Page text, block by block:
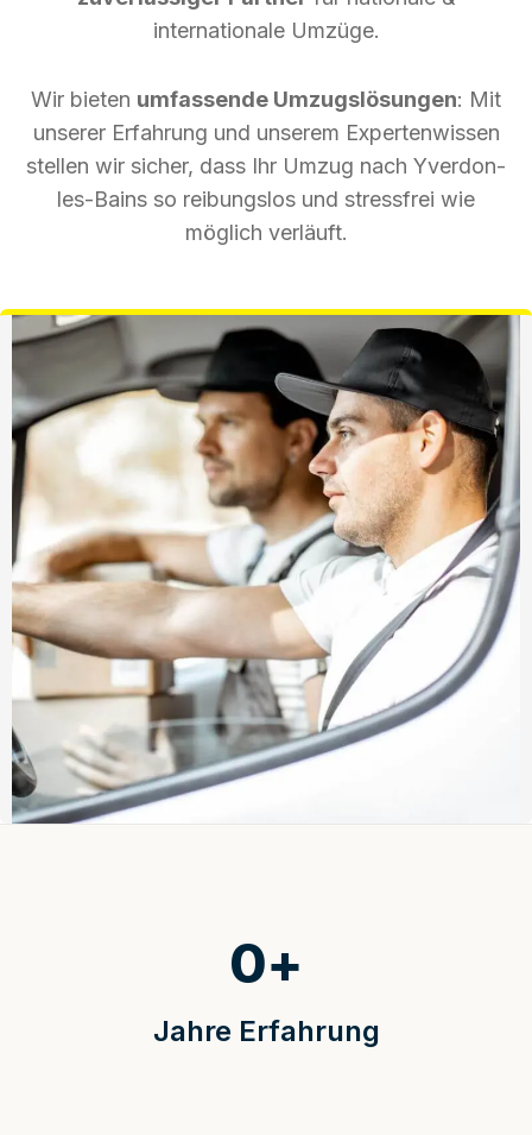
internationale Umzüge.
Wir bieten umfassende Umzugslösungen: Mit
unserer Erfahrung und unserem Expertenwissen
stellen wir sicher, dass Ihr Umzug nach Yverdon-
les-Bains so reibungslos und stressfrei wie
möglich verläuft.
Jahre Erfahrung
0+